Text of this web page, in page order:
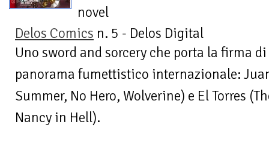
novel
Delos Comics n. 5 - Delos Digital
Uno sword and sorcery che porta la firma
panorama fumettistico internazionale:
Summer, No Hero, Wolverine) e El Torres
Nancy in Hell).